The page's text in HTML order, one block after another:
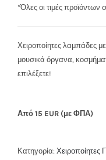
*Όλες οι τιμές
Χειροποίητες λαμπάδες
μουσικά όργανα,
επιλέξετε!
Από 15 EUR (με ΦΠΑ)
Κατηγορία: